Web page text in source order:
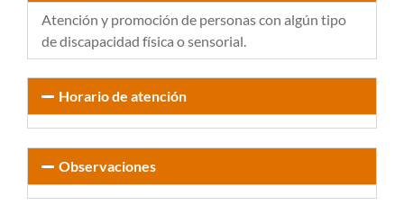
Atención y promoción de personas con algún tipo
de discapacidad física o sensorial.
Horario de atención
Observaciones